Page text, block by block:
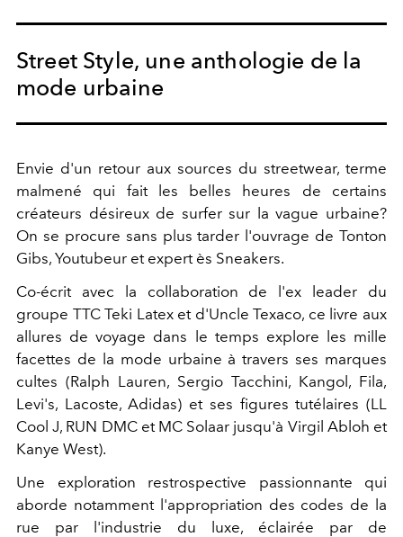
Street Style, une anthologie de la
mode urbaine
Envie d'un retour aux sources du streetwear, terme
malmené qui fait les belles heures de certains
créateurs désireux de surfer sur la vague urbaine?
On se procure sans plus tarder l'ouvrage de Tonton
Gibs, Youtubeur et expert ès Sneakers.
Co-écrit avec la collaboration de l'ex leader du
groupe TTC Teki Latex et d'Uncle Texaco, ce livre aux
allures de voyage dans le temps explore les mille
facettes de la mode urbaine à travers ses marques
cultes (Ralph Lauren, Sergio Tacchini, Kangol, Fila,
Levi's, Lacoste, Adidas) et ses figures tutélaires (LL
Cool J, RUN DMC et MC Solaar jusqu'à Virgil Abloh et
Kanye West).
Une exploration restrospective passionnante qui
aborde notamment l'appropriation des codes de la
rue par l'industrie du luxe, éclairée par de